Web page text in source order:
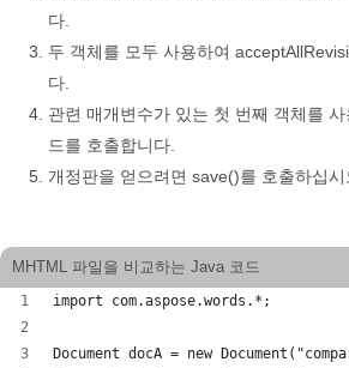
다.
두 객체를 모두 사용하여
다.
관련 매개변수가 있는 첫 번째 객체를
드를 호출합니다.
개정판을 얻으려면 save()를 호출하십시
MHTML 파일을 비교하는 Java 코드
import com.aspose.words.*;
Document docA = new